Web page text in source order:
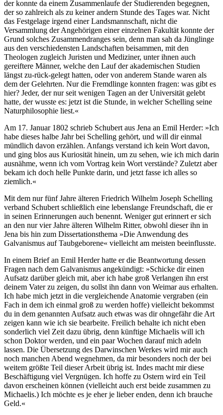
der konnte da einem Zusammenlaufe der Studierenden begegnen,
der so zahlreich als zu keiner andern Stunde des Tages war. Nicht
das Festgelage irgend einer Landsmannschaft, nicht die
Versammlung der Angehörigen einer einzelnen Fakultät konnte der
Grund solches Zusammendranges sein, denn man sah da Jünglinge
aus den verschiedensten Landschaften beisammen, mit den
Theologen zugleich Juristen und Mediziner, unter ihnen auch
gereiftere Männer, welche den Lauf der akademischen Studien
längst zu-rück-gelegt hatten, oder von anderem Stande waren als
dem der Gelehrten. Nur die Fremdlinge konnten fragen: was gibt es
hier? Jeder, der nur seit wenigen Tagen an der Universität gelebt
hatte, der wusste es: jetzt ist die Stunde, in welcher Schelling seine
Naturphilosophie liest.«
Am 17. Januar 1802 schrieb Schubert aus Jena an Emil Herder: »Ich
habe dieses halbe Jahr bei Schelling gehört, und will dir einmal
mündlich davon erzählen. Anfangs verstand ich kein Wort davon,
und ging blos aus Kuriosität hinein, um zu sehen, wie ich mich darin
ausnähme, wenn ich vom Vortrag kein Wort verstände? Zuletzt aber
bekam ich doch helle Punkte darin, und jetzt fasse ich alles so
ziemlich.«
Mit dem nur fünf Jahre älteren Friedrich Wilhelm Joseph Schelling
verband Schubert schließlich eine lebenslange Freundschaft, die er
in seinen Erinnerungen auch benennt. Weniger gut erinnert er sich
an den nur vier Jahre älteren Wilhelm Ritter, obwohl dieser ihn in
Jena bis hin zum Dissertationsthema »Die Anwendung des
Galvanismus auf Taubgeborene« vielleicht am meisten beeinflusste.
In einem Brief an Emil Herder hatte er die Beantwortung dessen
Fragen nach dem Galvanismus angekündigt: »Schicke dir einen
Aufsatz darüber gleich mit, aber ich habe groß Verlangen ihn erst
deinem Vater zu zeigen, du sollst ihn dann von Weimar aus erhalten.
Ich habe mich jetzt in die vergleichende Anatomie vergraben (ein
Fach in dem ich einmal groß zu werden hoffe) vielleicht bekommst
du in dem genannten Aufsatz auch etwas was dir ohngefähr die Art
zeigen kann wie ich sie bearbeite. Freilich behalte ich nicht eben
sonderlich viel Zeit dazu übrig, denn künftige Michaelis will ich
schon Doktor werden, und ein paar Wochen darauf mich adeln
lassen. Die Übersetzung des Darwinschen Werkes wird mir auch
noch manchen Abend wegnehmen, da mir besonders noch der bei
weitem größte Teil dieser Arbeit übrig ist. Indes macht mir diese
Beschäftigung viel Vergnügen. Ich hoffe zu Ostern wird ein Teil
davon erscheinen können (vielleicht auch erst beide zusammen zu
Michaelis.) Ich möchte es je eher je lieber enden, denn ich brauche
Geld.«